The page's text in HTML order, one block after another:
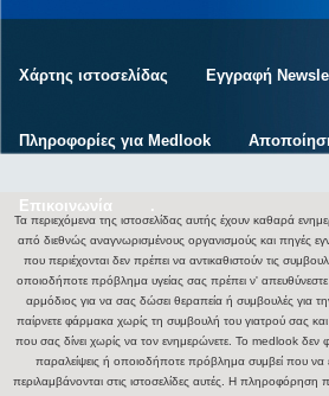
Χάρτης ιστοσελίδας Εγγραφή
Πληροφορίες για Medlook
Επικοινωνία .
Τα περιεχόμενα της ιστοσελίδας αυτής έχουν καθαρά
από διεθνώς αναγνωρισμένους οργανισμούς και πηγές
που περιέχονται δεν πρέπει να αντικαθιστούν τις
οποιοδήποτε πρόβλημα υγείας σας πρέπει ν'
αρμόδιος για να σας δώσει θεραπεία ή συμβουλές για
παίρνετε φάρμακα χωρίς τη συμβουλή του γιατρού σας και
που σας δίνει χωρίς να τον ενημερώνετε. Το medlook δεν
παραλείψεις ή οποιοδήποτε πρόβλημα συμβεί που να
περιλαμβάνονται στις ιστοσελίδες αυτές. Η πληροφόρηση